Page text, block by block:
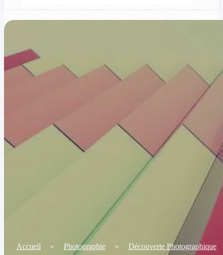
Accueil » Photographie » Découverte Photographique